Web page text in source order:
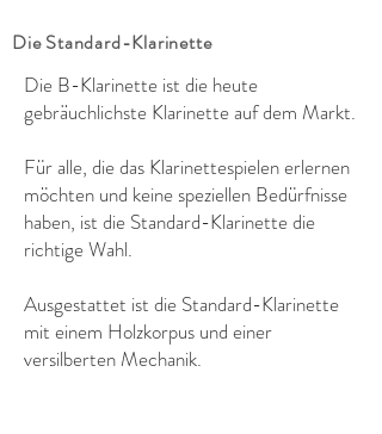
Die Standard-Klarinette
Die B-Klarinette ist die heute
gebräuchlichste Klarinette auf dem Markt.
Für alle, die das Klarinettespielen erlernen
möchten und keine speziellen Bedürfnisse
haben, ist die Standard-Klarinette die
richtige Wahl.
Ausgestattet ist die Standard-Klarinette
mit einem Holzkorpus und einer
versilberten Mechanik.